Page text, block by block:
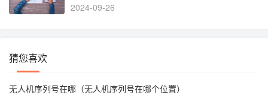
2024-09-26
猜您喜欢
无人机序列号在哪（无人机序列号在哪个位置）